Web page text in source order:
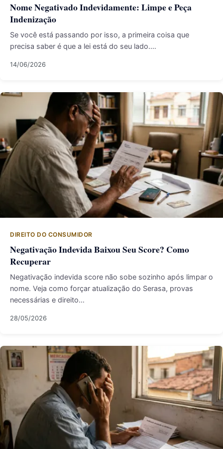
Nome Negativado Indevidamente: Limpe e Peça
Indenização
Se você está passando por isso, a primeira coisa que
precisa saber é que a lei está do seu lado.…
14/06/2026
DIREITO DO CONSUMIDOR
Negativação Indevida Baixou Seu Score? Como
Recuperar
Negativação indevida score não sobe sozinho após limpar o
nome. Veja como forçar atualização do Serasa, provas
necessárias e direito…
28/05/2026